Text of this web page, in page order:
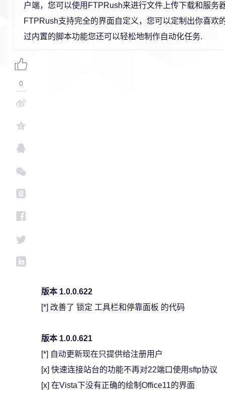
户端，您可以使用FTPRush来进行文件上传下载和服务
FTPRush支持完全的界面自定义，您可以定制出你喜欢
过内置的脚本功能您还可以轻松地制作自动化任务.
版本 1.0.0.622
[*] 改善了 锁定 工具栏和停靠面板 的代码
版本 1.0.0.621
[*] 自动更新现在只提供给注册用户
[x] 快速连接站台的功能不再对22端口使用sftp协议
[x] 在Vista下没有正确的绘制Office11的界面
0